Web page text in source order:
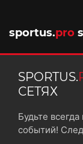
sportus.pro
SPORTUS.
СЕТЯХ
Будьте
событий!